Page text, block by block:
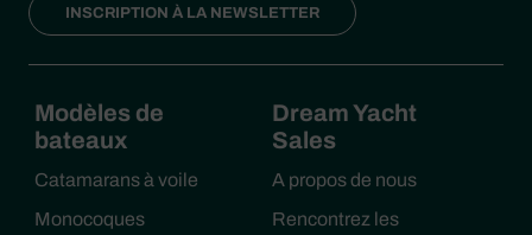
INSCRIPTION À LA NEWSLETTER
Modèles de
bateaux
Catamarans à voile
Monocoques
Dream Yacht
Sales
A propos de nous
Rencontrez les